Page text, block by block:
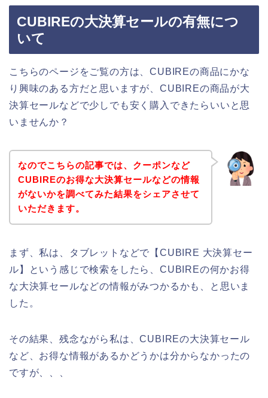
CUBIREの大決算セールの有無につ
いて
こちらのページをご覧の方は、CUBIREの商品にかな
り興味のある方だと思いますが、CUBIREの商品が大
決算セールなどで少しでも安く購入できたらいいと思
いませんか？
なのでこちらの記事では、クーポンなど
CUBIREのお得な大決算セールなどの情報
がないかを調べてみた結果をシェアさせて
いただきます。
まず、私は、タブレットなどで【CUBIRE 大決算セー
ル】という感じで検索をしたら、CUBIREの何かお得
な大決算セールなどの情報がみつかるかも、と思いま
した。
その結果、残念ながら私は、CUBIREの大決算セール
など、お得な情報があるかどうかは分からなかったの
ですが、、、